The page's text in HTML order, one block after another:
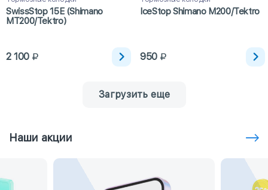
SwissStop 15E (Shimano
MT200/Tektro)
2 100
IceStop Shimano M200/Tektro
950
Загрузить еще
Наши акции